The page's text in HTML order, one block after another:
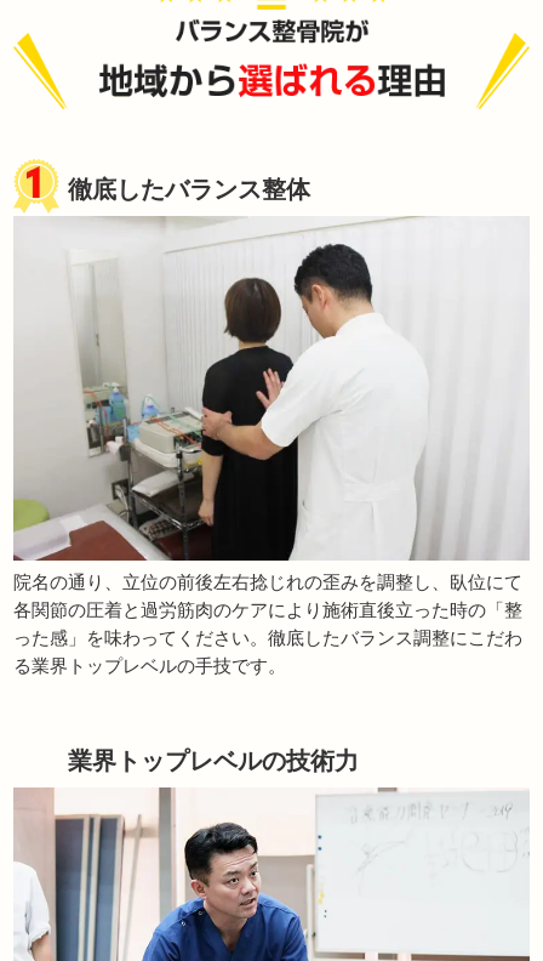
徹底したバランス整体
院名の通り、立位の前後左右捻じれの歪みを調整し、臥位にて
各関節の圧着と過労筋肉のケアにより施術直後立った時の「整
った感」を味わってください。徹底したバランス調整にこだわ
る業界トップレベルの手技です。
業界トップレベルの技術力